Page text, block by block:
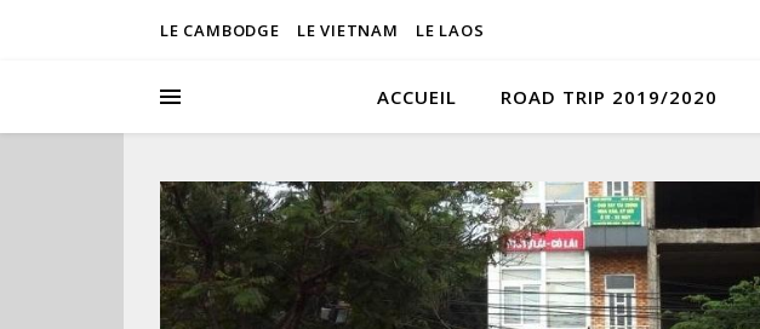
LE CAMBODGE LE VIETNAM LE LAOS
ACCUEIL ROAD TRIP 2019/2020